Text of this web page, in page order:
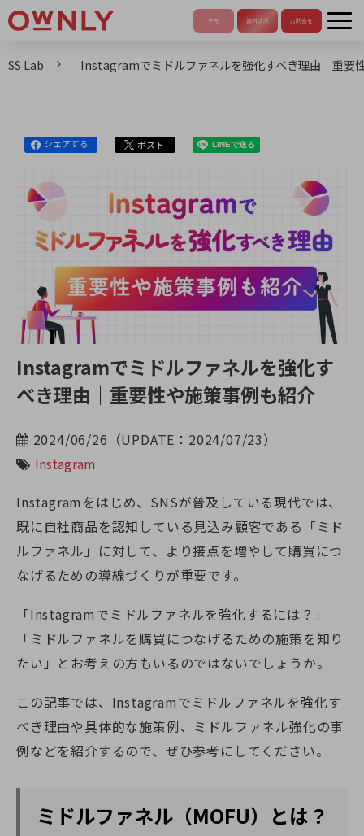
SS Lab Instagramでミドルファネルを強化すべき理由｜重要
シェアする ポスト LINEで送る
Instagramでミドルファネルを強化す
べき理由｜重要性や施策事例も紹介
2024/06/26（UPDATE：2024/07/23）
Instagram
Instagramをはじめ、SNSが普及している現代では、
既に自社商品を認知している見込み顧客である「ミド
ルファネル」に対して、より接点を増やして購買につ
なげるための導線づくりが重要です。
「Instagramでミドルファネルを強化するには？」
「ミドルファネルを購買につなげるための施策を知り
たい」とお考えの方もいるのではないでしょうか。
この記事では、Instagramでミドルファネルを強化す
べき理由や具体的な施策例、ミドルファネル強化の事
例などを紹介するので、ぜひ参考にしてください。
ミドルファネル（MOFU）とは？